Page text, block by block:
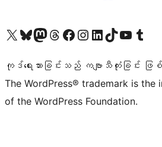
ကျွန်ုပ်တို့၏ X (ယခင် Twitter) အကောင့်သို့ သွားရောက်ကြည့်ရှုပါကျွန်ုပ်တို့၏ Bluesky အကောင့်သို့ ဝင်ရောက်ကြည့်ရှုရန်
ကျွန်ုပ်တို့၏ Mastodon အကောင့်သို့ သွားရောက်ကြည့်ရှုပါကျွန်ုပ်တို့၏ Threads အကောင့်သို့ ဝင်ရောက်ကြည့်ရှုရန်
ကျွန်ုပ်တို့၏ Facebook စာမျက်နှာသို့ သွားရောက်ကြည့်ရှုပါကျွန်ုပ်တို့၏ Instagram အကောင့်သို့ သွားရောက်ကြည့်ရှုပါ ကျွန်ုပ်တို့၏ LinkedIn အကောင့်သို့ သွားရောက်ကြည့်ရှုပါကျွန်ုပ်တို့၏ TikTok အကောင့်သို့ ဝင်ရောက်ကြည့်ရှုရန်
ကျွန်ုပ်တို့၏ YouTube ချန်နယ်သို့ သွားရောက်ကြည့်ရှုပါ ကျွန်ုပ်တို့၏ Tumblr အကောင့်သို့ ဝင်ရောက်ကြည့်ရှုရန်
ကုဒ်ရေးသားခြင်းသည် ကဗျာသီကုံးခြင်း ဖ
The WordPress® trademark is
of the WordPress Foundation.